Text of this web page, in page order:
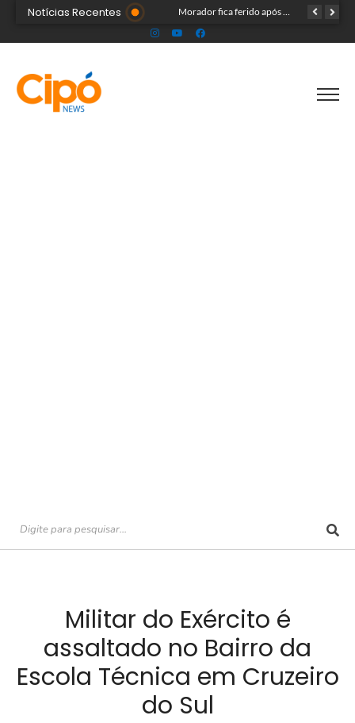
Notícias Recentes Após identificar falhas, MPAC monitora assistência a adultos com autismo em Cruzeiro
Militar do Exército é
assaltado no Bairro da
Escola Técnica em Cruzeiro
do Sul